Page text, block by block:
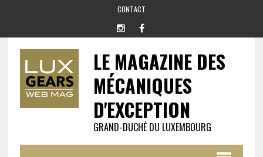
CONTACT
LE MAGAZINE DES
MÉCANIQUES
D'EXCEPTION
GRAND-DUCHÉ DU LUXEMBOURG